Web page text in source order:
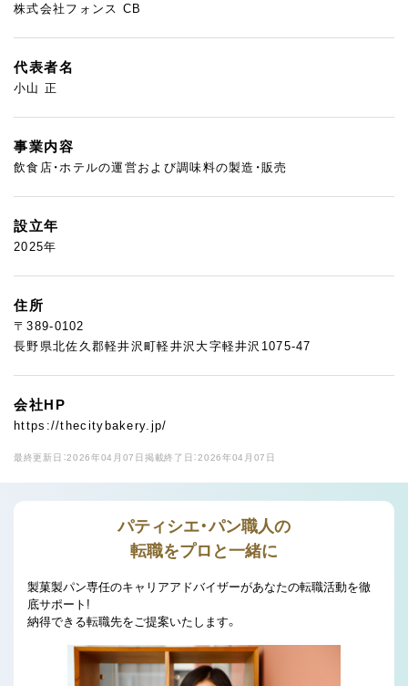
株式会社フォンス CB
代表者名
小山 正
事業内容
飲食店・ホテルの運営および調味料の製造・販売
設立年
2025年
住所
〒389-0102
長野県北佐久郡軽井沢町軽井沢大字軽井沢1075-47
会社HP
https://thecitybakery.jp/
最終更新日：2026年04月07日 掲載終了日：2026年04月07日
パティシエ・パン職人の
転職をプロと一緒に
製菓製パン専任のキャリアアドバイザーがあなたの転職活動を徹
底サポート!
納得できる転職先をご提案いたします。